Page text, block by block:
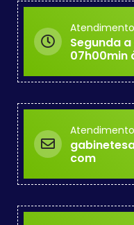
Segunda
07h00min
com